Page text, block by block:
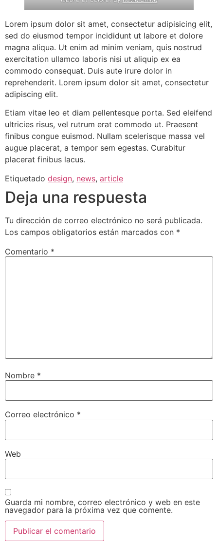
Lorem ipsum dolor sit amet, consectetur adipisicing elit,
sed do eiusmod tempor incididunt ut labore et dolore
magna aliqua. Ut enim ad minim veniam, quis nostrud
exercitation ullamco laboris nisi ut aliquip ex ea
commodo consequat. Duis aute irure dolor in
reprehenderit. Lorem ipsum dolor sit amet, consectetur
adipiscing elit.
Etiam vitae leo et diam pellentesque porta. Sed eleifend
ultricies risus, vel rutrum erat commodo ut. Praesent
finibus congue euismod. Nullam scelerisque massa vel
augue placerat, a tempor sem egestas. Curabitur
placerat finibus lacus.
Etiquetado design, news, article
Deja una respuesta
Tu dirección de correo electrónico no será publicada.
Los campos obligatorios están marcados con *
Comentario *
Nombre *
Correo electrónico *
Web
Guarda mi nombre, correo electrónico y web en este
navegador para la próxima vez que comente.